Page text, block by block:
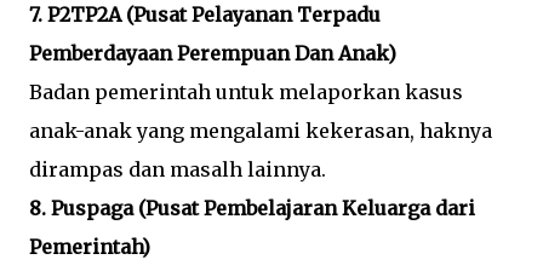
7. P2TP2A (Pusat Pelayanan Terpadu
Pemberdayaan Perempuan Dan Anak)
Badan pemerintah untuk melaporkan kasus
anak-anak yang mengalami kekerasan, haknya
dirampas dan masalh lainnya.
8. Puspaga (Pusat Pembelajaran Keluarga dari
Pemerintah)